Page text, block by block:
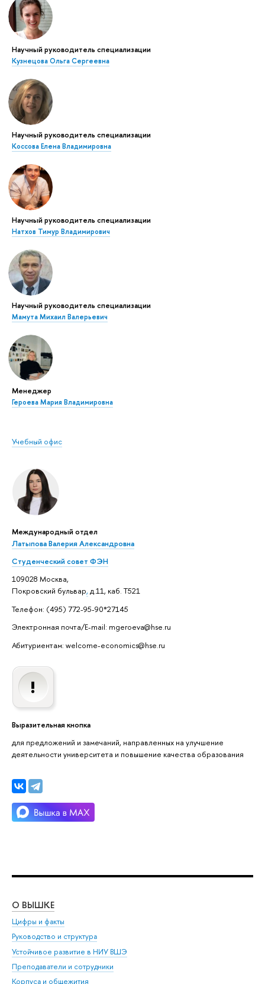
Научный руководитель специализации
Кузнецова Ольга Сергеевна
Научный руководитель специализации
Коссова Елена Владимировна
Научный руководитель специализации
Натхов Тимур Владимирович
Научный руководитель специализации
Мамута Михаил Валерьевич
Менеджер
Героева Мария Владимировна
Учебный офис
Международный отдел
Латыпова Валерия Александровна
Студенческий совет ФЭН
109028 Москва,
Покровский бульвар, д.11, каб. Т521
Телефон: (495) 772-95-90*27145
Электронная почта/E-mail: mgeroeva@hse.ru
Абитуриентам: welcome-economics@hse.ru
Выразительная кнопка
для предложений и замечаний, направленных на улучшение
деятельности университета и повышение качества образования
О ВЫШКЕ
Цифры и факты
Руководство и структура
Устойчивое развитие в НИУ ВШЭ
Преподаватели и сотрудники
Корпуса и общежития